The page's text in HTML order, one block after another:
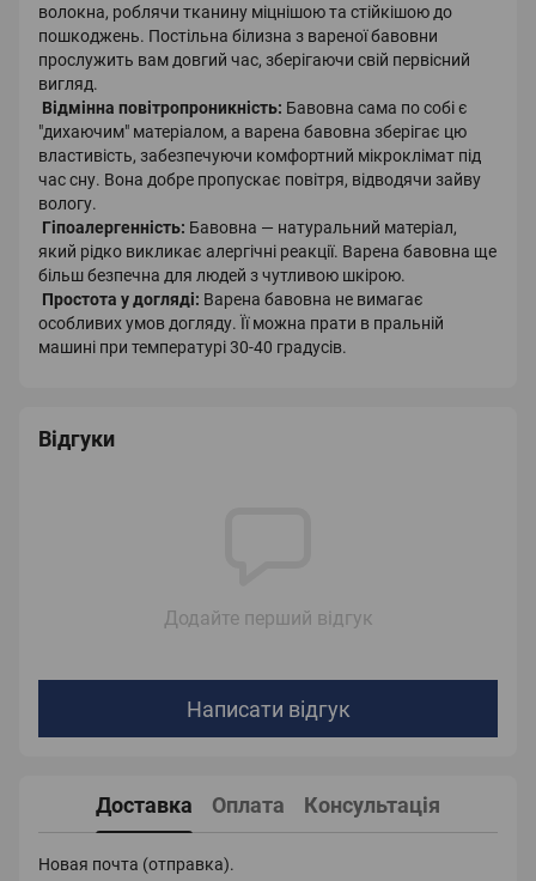
волокна, роблячи тканину міцнішою та стійкішою до
пошкоджень. Постільна білизна з вареної бавовни
прослужить вам довгий час, зберігаючи свій первісний
вигляд.
Відмінна повітропроникність: Бавовна сама по собі є
"дихаючим" матеріалом, а варена бавовна зберігає цю
властивість, забезпечуючи комфортний мікроклімат під
час сну. Вона добре пропускає повітря, відводячи зайву
вологу.
Гіпоалергенність: Бавовна — натуральний матеріал,
який рідко викликає алергічні реакції. Варена бавовна ще
більш безпечна для людей з чутливою шкірою.
Простота у догляді: Варена бавовна не вимагає
особливих умов догляду. Її можна прати в пральній
машині при температурі 30-40 градусів.
Відгуки
Додайте перший відгук
Написати відгук
Доставка Оплата Консультація
Новая почта (отправка).